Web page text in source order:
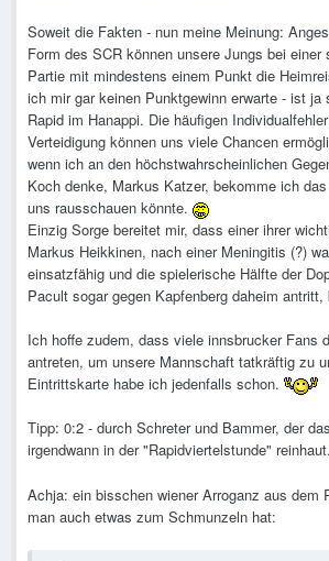
Soweit die Fakten - nun meine Meinung:
Form des SCR können unsere Jungs bei einer
Partie mit mindestens einem Punkt die
ich mir gar keinen Punktgewinn erwarte - ist ja
Rapid im Hanappi. Die häufigen
Verteidigung können uns viele Chancen
wenn ich an den höchstwahrscheinlichen
Koch denke, Markus Katzer, bekomme ich
uns rausschauen könnte.
Einzig Sorge bereitet mir, dass einer ihrer
Markus Heikkinen, nach einer Meningitis (?)
einsatzfähig und die spielerische Hälfte der
Pacult sogar gegen Kapfenberg daheim antritt,
Ich hoffe zudem, dass viele innsbrucker Fans
antreten, um unsere Mannschaft tatkräftig zu
Eintrittskarte habe ich jedenfalls schon.
Tipp: 0:2 - durch Schreter und Bammer, der
irgendwann in der "Rapidviertelstunde" reinhaut.
Achja: ein bisschen wiener Arroganz aus dem
man auch etwas zum Schmunzeln hat: